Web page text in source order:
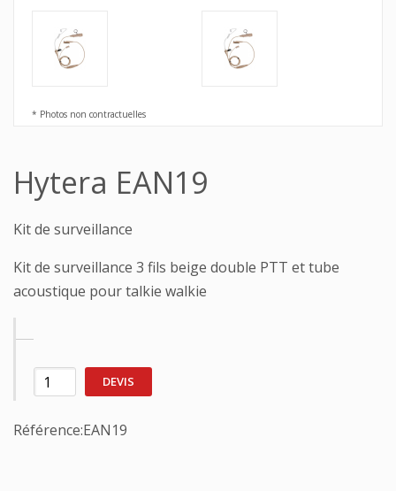
* Photos non contractuelles
Hytera EAN19
Kit de surveillance
Kit de surveillance 3 fils beige double PTT et tube
acoustique pour talkie walkie
DEVIS
Référence:EAN19